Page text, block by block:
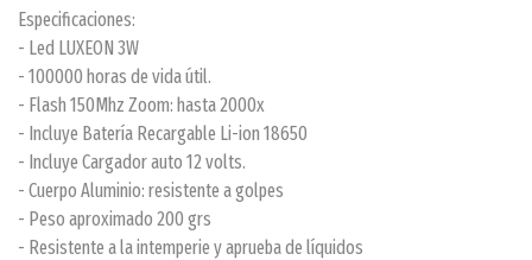
Especificaciones:
- Led LUXEON 3W
- 100000 horas de vida útil.
- Flash 150Mhz Zoom: hasta 2000x
- Incluye Batería Recargable Li-ion 18650
- Incluye Cargador auto 12 volts.
- Cuerpo Aluminio: resistente a golpes
- Peso aproximado 200 grs
- Resistente a la intemperie y aprueba de líquidos